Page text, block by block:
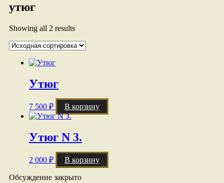
утюг
Showing all 2 results
Утюг
7 500 ₽ В корзину
Утюг N 3.
2 000 ₽ В корзину
Обсуждение закрыто